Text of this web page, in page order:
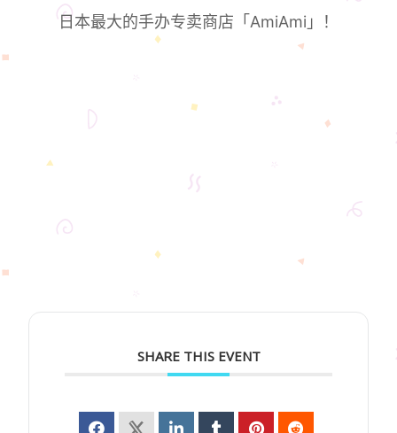
日本最大的手办专卖商店「AmiAmi」！
SHARE THIS EVENT